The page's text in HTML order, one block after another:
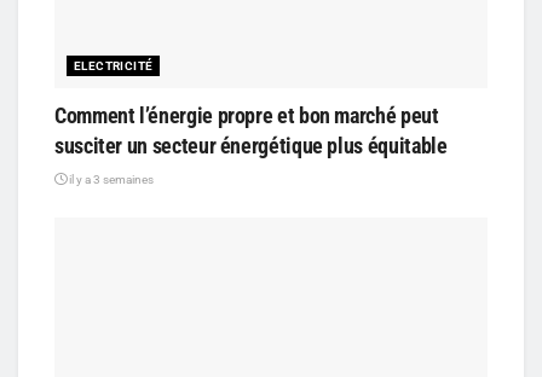
ELECTRICITÉ
Comment l’énergie propre et bon marché peut
susciter un secteur énergétique plus équitable
il y a 3 semaines